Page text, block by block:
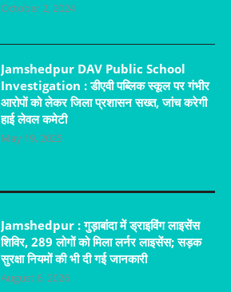
October 2, 2024
Jamshedpur DAV Public School
Investigation : डीएवी पब्लिक स्कूल पर गंभीर
आरोपों को लेकर जिला प्रशासन सख्त, जांच करेगी
हाई लेवल कमेटी
May 19, 2025
Jamshedpur : गुड़ाबांदा में ड्राइविंग लाइसेंस
शिविर, 289 लोगों को मिला लर्नर लाइसेंस; सड़क
सुरक्षा नियमों की भी दी गई जानकारी
August 6, 2026